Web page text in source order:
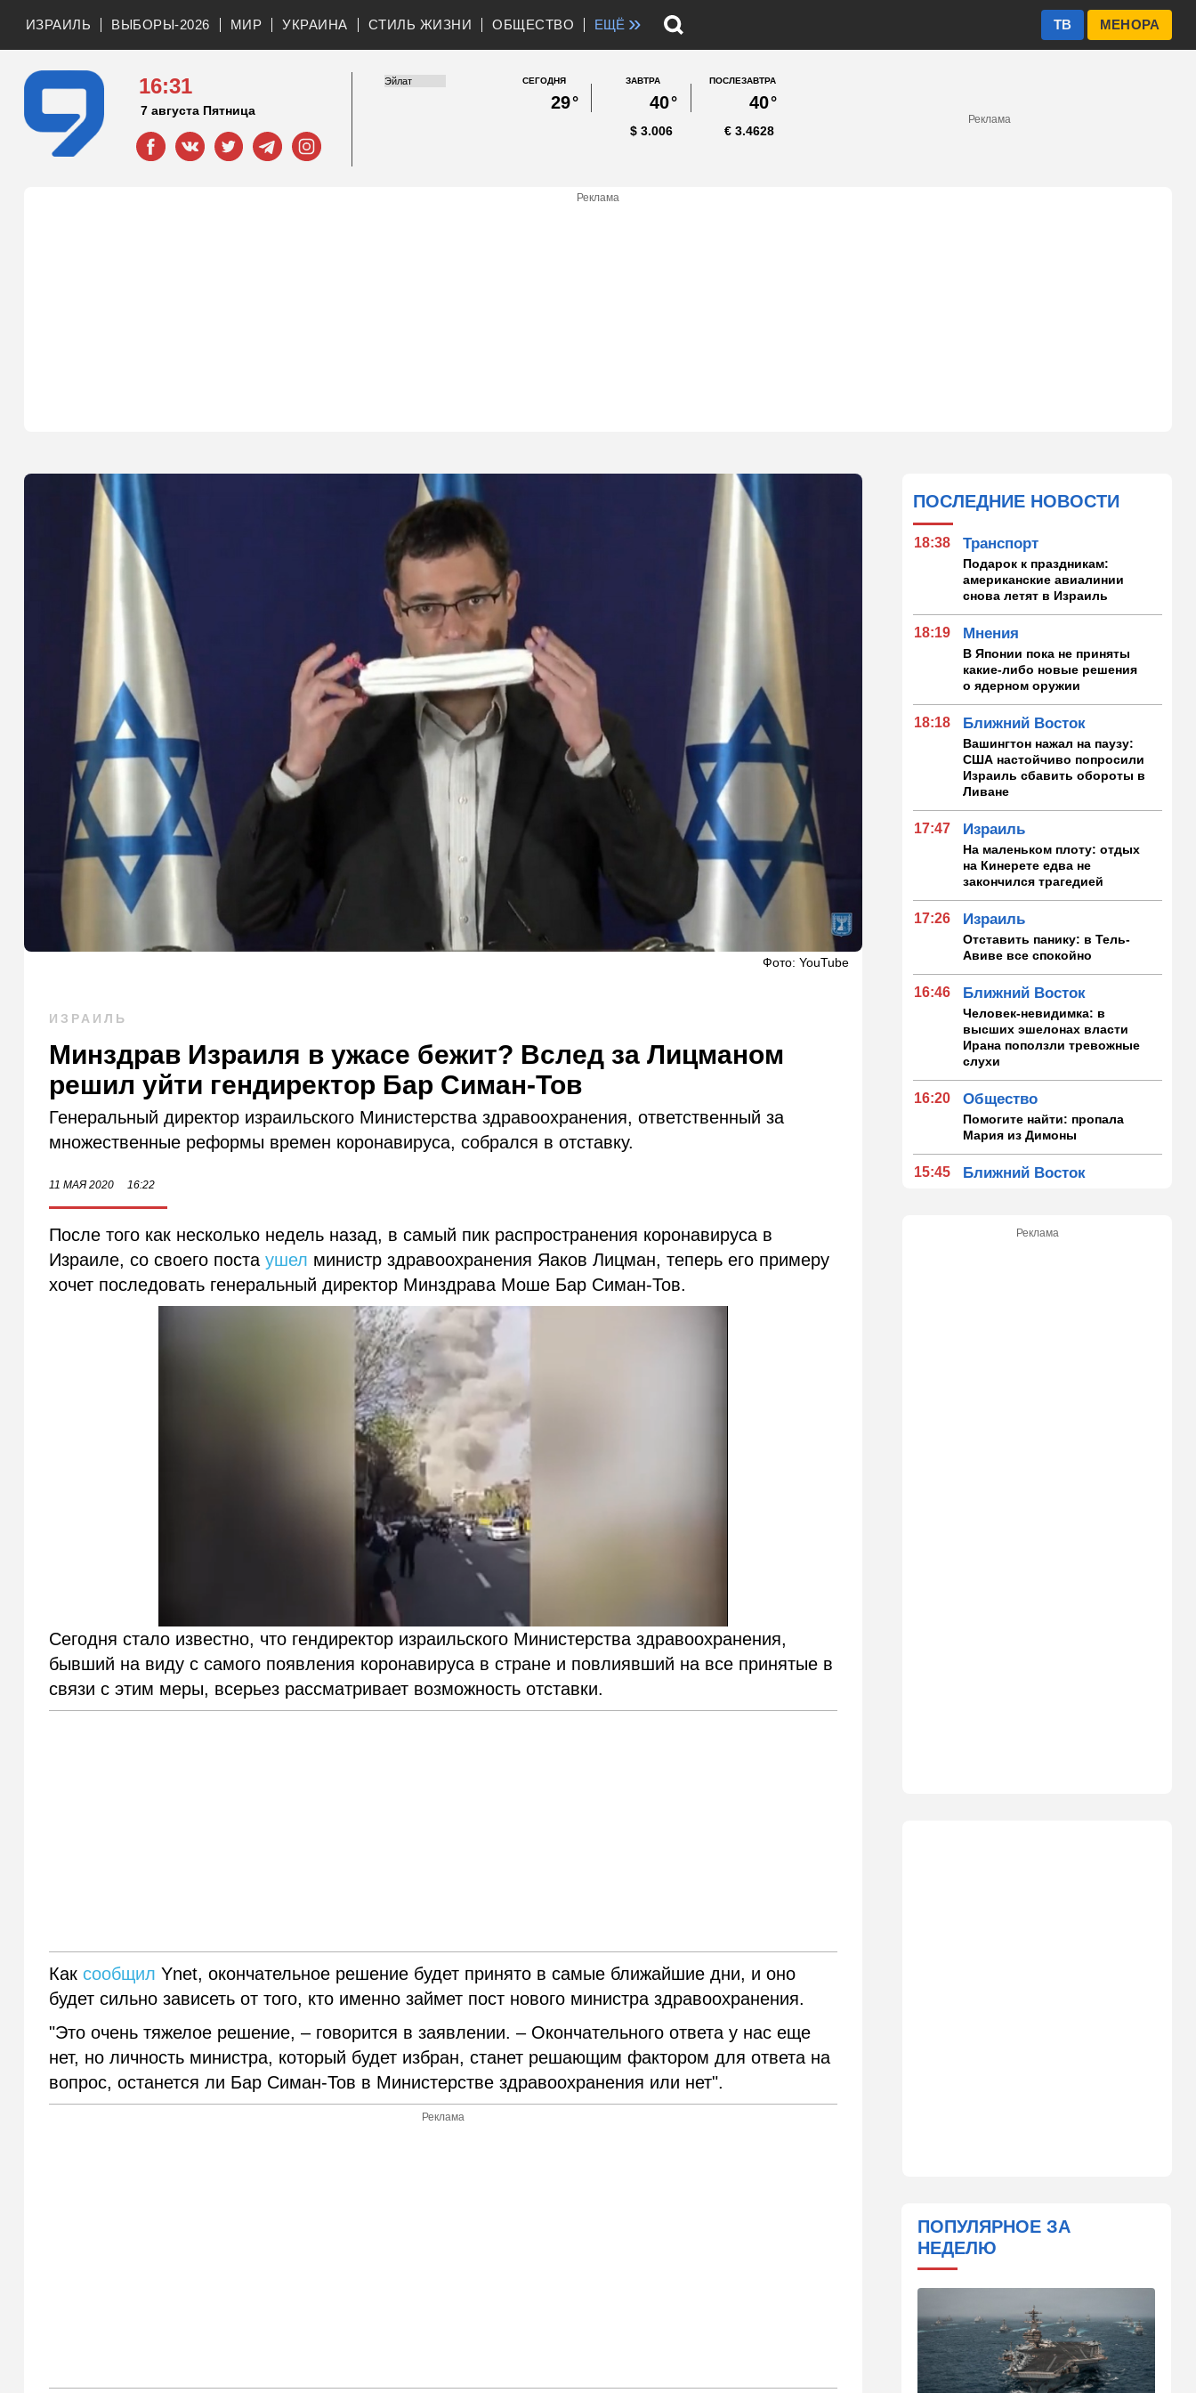
ИЗРАИЛЬ ВЫБОРЫ-2026 МИР УКРАИНА СТИЛЬ ЖИЗНИ ОБЩЕСТВО ЕЩЁ » МЕНОРА
ТВ
16:31
7 августа Пятница
СЕГОДНЯ
29°
ЗАВТРА
40°
ПОСЛЕЗАВТРА
40°
3.006
$ 3.4628
€
Реклама
Реклама
Фото: YouTube
ИЗРАИЛЬ
Минздрав Израиля в ужасе бежит? Вслед за Лицманом
решил уйти гендиректор Бар Симан-Тов
Генеральный директор израильского Министерства здравоохранения, ответственный за
множественные реформы времен коронавируса, собрался в отставку.
11 МАЯ 2020 16:22
После того как несколько недель назад, в самый пик распространения коронавируса в
Израиле, со своего постаушел министр здравоохранения Яаков Лицман, теперь его примеру
хочет последовать генеральный директор Минздрава Моше Бар Симан-Тов.
Сегодня стало известно, что гендиректор израильского Министерства здравоохранения,
бывший на виду с самого появления коронавируса в стране и повлиявший на все принятые в
связи с этим меры, всерьез рассматривает возможность отставки.
Каксообщил Ynet, окончательное решение будет принято в самые ближайшие дни, и оно
будет сильно зависеть от того, кто именно займет пост нового министра здравоохранения.
"Это очень тяжелое решение, – говорится в заявлении. – Окончательного ответа у нас еще
нет, но личность министра, который будет избран, станет решающим фактором для ответа на
вопрос, останется ли Бар Симан-Тов в Министерстве здравоохранения или нет".
Реклама
ПОСЛЕДНИЕ НОВОСТИ
18:38 Транспорт
Подарок к праздникам:
американские авиалинии
снова летят в Израиль
18:19 Мнения
В Японии пока не приняты
какие-либо новые решения
о ядерном оружии
18:18 Ближний Восток
Вашингтон нажал на паузу:
США настойчиво попросили
Израиль сбавить обороты в
Ливане
17:47 Израиль
На маленьком плоту: отдых
на Кинерете едва не
закончился трагедией
17:26 Израиль
Отставить панику: в Тель-
Авиве все спокойно
16:46 Ближний Восток
Человек-невидимка: в
высших эшелонах власти
Ирана поползли тревожные
слухи
16:20 Общество
Помогите найти: пропала
Мария из Димоны
15:45 Ближний Восток
"исламский НАТО"
10:40 Израиль
10:36 Израиль
Три пожара за минуты в
Рамат-Гане: подозрение на
поджог
Реклама
ПОПУЛЯРНОЕ ЗА
НЕДЕЛЮ